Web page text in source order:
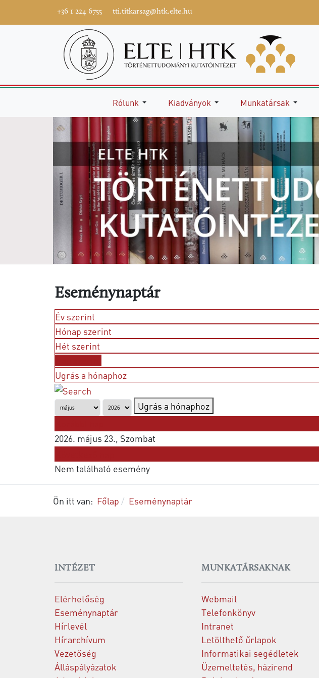
+36 1 224 6755 tti.titkarsag@htk.elte.hu
Rólunk Kiadványok Munkatársak
Eseménynaptár
Év szerint
Hónap szerint
Hét szerint
Ugrás a hónaphoz
Ugrás a hónaphoz
2026. május 23., Szombat
Nem található esemény
Ön itt van: Főlap Eseménynaptár
INTÉZET
Elérhetőség
Eseménynaptár
Hírlevél
Hírarchívum
Vezetőség
Álláspályázatok
MUNKATÁRSAKNAK
Webmail
Telefonkönyv
Intranet
Letölthető űrlapok
Informatikai segédletek
Üzemeltetés, házirend